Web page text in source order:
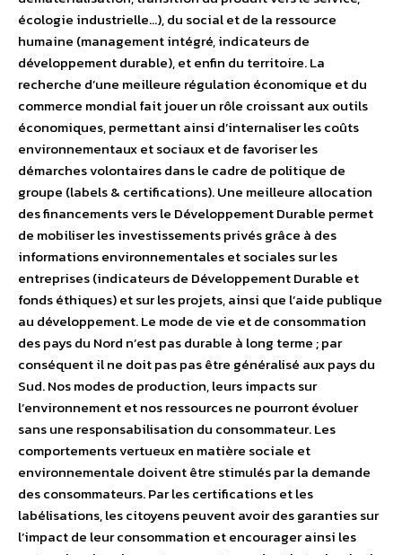
écologie industrielle…), du social et de la ressource
humaine (management intégré, indicateurs de
développement durable), et enfin du territoire. La
recherche d’une meilleure régulation économique et du
commerce mondial fait jouer un rôle croissant aux outils
économiques, permettant ainsi d’internaliser les coûts
environnementaux et sociaux et de favoriser les
démarches volontaires dans le cadre de politique de
groupe (labels & certifications). Une meilleure allocation
des financements vers le Développement Durable permet
de mobiliser les investissements privés grâce à des
informations environnementales et sociales sur les
entreprises (indicateurs de Développement Durable et
fonds éthiques) et sur les projets, ainsi que l’aide publique
au développement. Le mode de vie et de consommation
des pays du Nord n’est pas durable à long terme ; par
conséquent il ne doit pas pas être généralisé aux pays du
Sud. Nos modes de production, leurs impacts sur
l’environnement et nos ressources ne pourront évoluer
sans une responsabilisation du consommateur. Les
comportements vertueux en matière sociale et
environnementale doivent être stimulés par la demande
des consommateurs. Par les certifications et les
labélisations, les citoyens peuvent avoir des garanties sur
l’impact de leur consommation et encourager ainsi les